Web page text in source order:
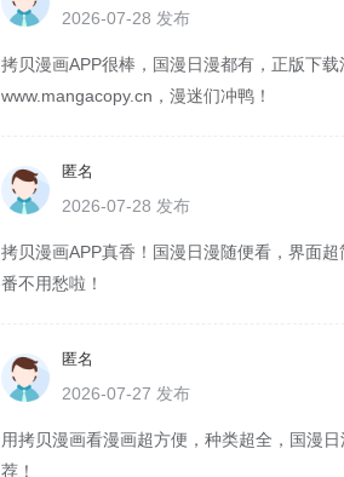
2026-07-28 发布
拷贝漫画APP很棒，国漫日漫都有，正版下
www.mangacopy.cn，漫迷们冲鸭！
匿名
2026-07-28 发布
拷贝漫画APP真香！国漫日漫随便看，界面
番不用愁啦！
匿名
2026-07-27 发布
用拷贝漫画看漫画超方便，种类超全，国漫
荐！